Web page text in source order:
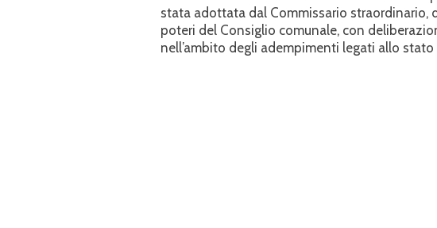
stata adottata dal Commissario straordinario,
poteri del Consiglio comunale, con
nell’ambito degli adempimenti legati allo